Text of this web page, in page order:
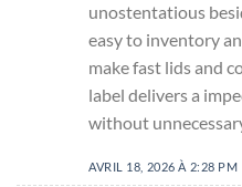
unostentatious
easy to inventory
make fast lids and
label delivers a
without
AVRIL 18, 2026 À 2:28 PM